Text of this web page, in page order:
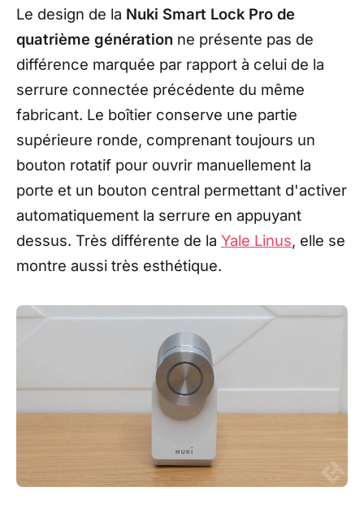
Le design de la Nuki Smart Lock Pro de
quatrième génération ne présente pas de
différence marquée par rapport à celui de la
serrure connectée précédente du même
fabricant. Le boîtier conserve une partie
supérieure ronde, comprenant toujours un
bouton rotatif pour ouvrir manuellement la
porte et un bouton central permettant d'activer
automatiquement la serrure en appuyant
dessus. Très différente de la Yale Linus, elle se
montre aussi très esthétique.